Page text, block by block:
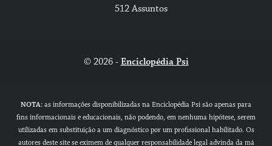
512 Assuntos
© 2026 - Enciclopédia Psi
NOTA: as informações disponibilizadas na Enciclopédia Psi são apenas para
fins informacionais e educacionais, não podendo, em nenhuma hipótese, serem
utilizadas em substituição a um diagnóstico por um profissional habilitado. Os
autores deste site se eximem de qualquer responsabilidade legal advinda da má